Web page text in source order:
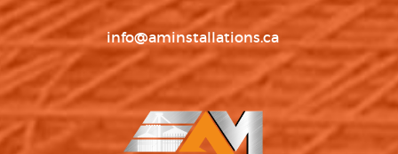
info@aminstallations.ca